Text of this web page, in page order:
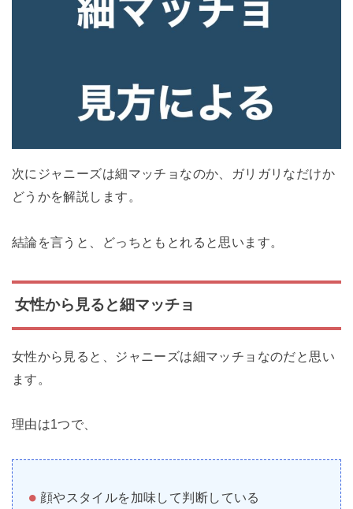
次にジャニーズは細マッチョなのか、ガリガリなだけか
どうかを解説します。
結論を言うと、どっちともとれると思います。
女性から見ると細マッチョ
女性から見ると、ジャニーズは細マッチョなのだと思い
ます。
理由は1つで、
顔やスタイルを加味して判断している